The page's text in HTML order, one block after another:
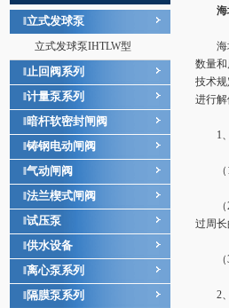
立式发球泵
立式发球泵IHTLW型
止回阀系列
计量泵系列
暗杆软密封闸阀
铸钢电动闸阀
气动闸阀
法兰楔式闸阀
试压泵
供水设备
离心泵系列
隔膜泵系列
海
海坦
数量
技术
进行
1、
（1
（2
过周长
（3
2、